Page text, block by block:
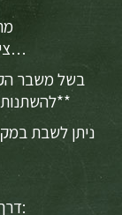
ציר ירקות, מרק מינסטרונה ועוד…
להשתנות בהתאם והאוכל מוגש בכלים מתכלים**
דרך אפליקציית וולט בקישור הבא: